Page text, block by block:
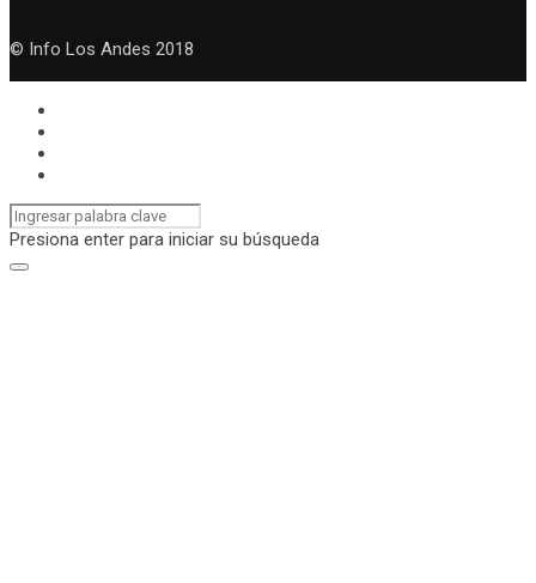
© Info Los Andes 2018
Presiona enter para iniciar su búsqueda